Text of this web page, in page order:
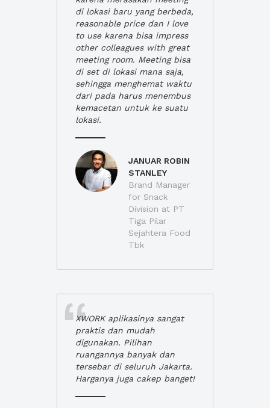
di lokasi baru yang berbeda,
reasonable price dan I love
to use karena bisa impress
other colleagues with great
meeting room. Meeting bisa
di set di lokasi mana saja,
sehingga menghemat waktu
dari pada harus menembus
kemacetan untuk ke suatu
lokasi.
JANUAR ROBIN
STANLEY
Brand Manager
for Snack
Division at PT
Tiga Pilar
Sejahtera Food
Tbk
XWORK aplikasinya sangat
praktis dan mudah
digunakan. Pilihan
ruangannya banyak dan
tersebar di seluruh Jakarta.
Harganya juga cakep banget!